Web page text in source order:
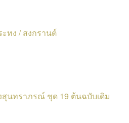
ทง / สงกรานต์
สุนทราภรณ์ ชุด 19 ต้นฉบับเดิม